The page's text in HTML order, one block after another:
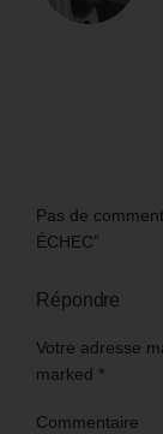
Pas de
ÉCHEC”
Répondre
Votre adresse
marked *
Commentaire